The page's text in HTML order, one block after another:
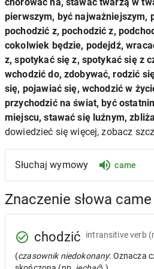
pierwszym, być najważniejszym,
pochodzić z, pochodzić z,
cokolwiek będzie, podejdź,
z, spotykać się z, spotykać się z
wchodzić do, zdobywać, rodzić
się, pojawiać się, wchodzić w
przychodzić na świat, być
miejscu, stawać się luźnym,
dowiedzieć się więcej, zobacz
Słuchaj wymowy came
Znaczenie słowa came
chodzić intransitive verb
(czasownik niedokonany: Oznacza